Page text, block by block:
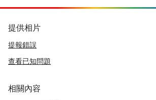
提供相片
提報錯誤
查看已知問題
相關內容